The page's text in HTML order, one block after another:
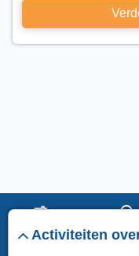
I Activiteiten
start